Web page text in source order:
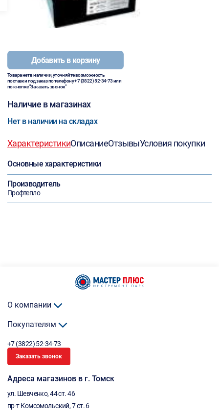
Добавить в корзину
Товара нет в наличии, уточняйте возможность
поставки под заказ по телефону+7 (3822) 52-34-73или
по кнопке "Заказать звонок"
Наличие в магазинах
Нет в наличии на складах
ХарактеристикиОписаниеОтзывыУсловия покупки
Основные характеристики
Производитель
Профтепло
О компании
Покупателям
+7 (3822) 52-34-73
Заказать звонок
Адреса магазинов в г. Томск
ул. Шевченко, 44 ст. 46
пр-т Комсомольский, 7 ст. 6